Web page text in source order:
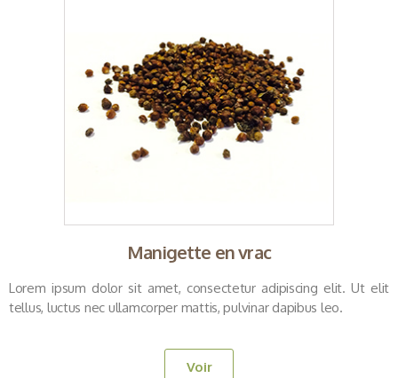
Manigette en vrac
Lorem ipsum dolor sit amet, consectetur adipiscing elit. Ut elit
tellus, luctus nec ullamcorper mattis, pulvinar dapibus leo.
Voir